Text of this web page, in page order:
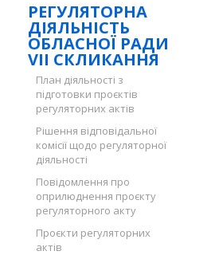
РЕГУЛЯТОРНА
ДІЯЛЬНІСТЬ
ОБЛАСНОЇ РАДИ
VII СКЛИКАННЯ
План діяльності з
підготовки проєктів
регуляторних актів
Рішення відповідальної
комісії щодо регуляторної
діяльності
Повідомлення про
оприлюднення проєкту
регуляторного акту
Проєкти регуляторних
актів